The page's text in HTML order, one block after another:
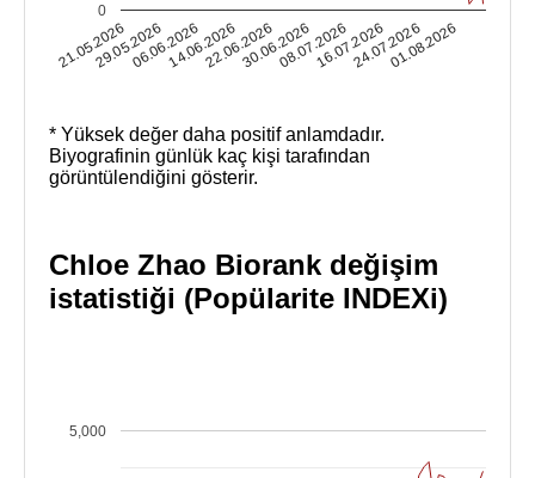
21.05.202629.05.202606.06.202614.06.202622.06.202630.06.202608.07.202616.07.202624.07.202601.08.2026
0
* Yüksek değer daha positif anlamdadır.
Biyografinin günlük kaç kişi tarafından
görüntülendiğini gösterir.
Chloe Zhao Biorank değişim
istatistiği (Popülarite INDEXi)
5,000